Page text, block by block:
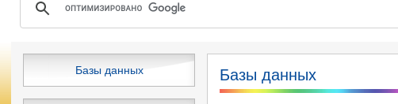
Базы данных Базы данных